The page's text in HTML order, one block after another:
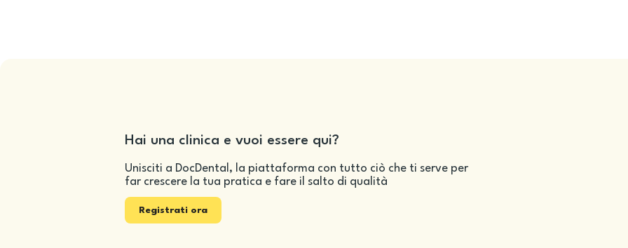
Hai una clinica e vuoi essere qui?
Unisciti a DocDental, la piattaforma con tutto ciò che ti serve per
far crescere la tua pratica e fare il salto di qualità
Registrati ora